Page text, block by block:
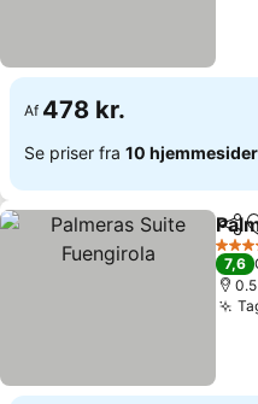
Af 478 kr.
Se priser fra 10 hjemmesider
Del
4
7,6